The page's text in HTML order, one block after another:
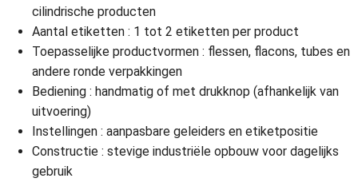
cilindrische producten
Aantal etiketten : 1 tot 2 etiketten per product
Toepasselijke productvormen : flessen, flacons, tubes en
andere ronde verpakkingen
Bediening : handmatig of met drukknop (afhankelijk van
uitvoering)
Instellingen : aanpasbare geleiders en etiketpositie
Constructie : stevige industriële opbouw voor dagelijks
gebruik